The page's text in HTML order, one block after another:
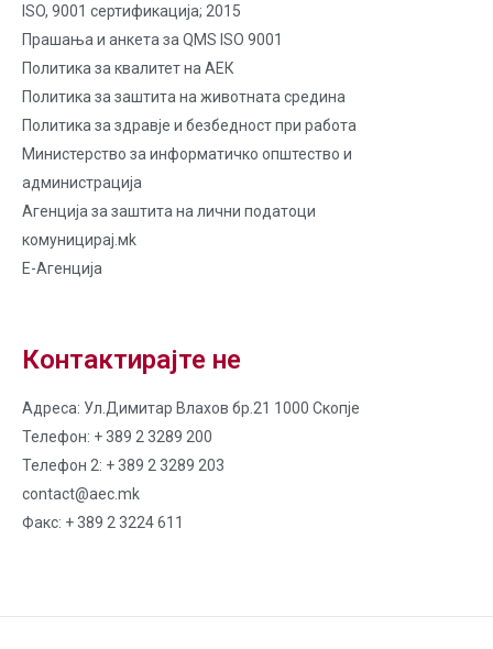
ISO, 9001 сертификација; 2015
Прашања и анкета за QMS ISO 9001
Политика за квалитет на AЕК
Политика за заштита на животната средина
Политика за здравје и безбедност при работа
Министерство за информатичко општество и
администрација
Агенција за заштита на лични податоци
комуницирај.мk
Е-Агенција
Контактирајте не
Адреса: Ул.Димитар Влахов бр.21 1000 Скопје
Телефон: + 389 2 3289 200
Телефон 2: + 389 2 3289 203
contact@aec.mk
Факс: + 389 2 3224 611